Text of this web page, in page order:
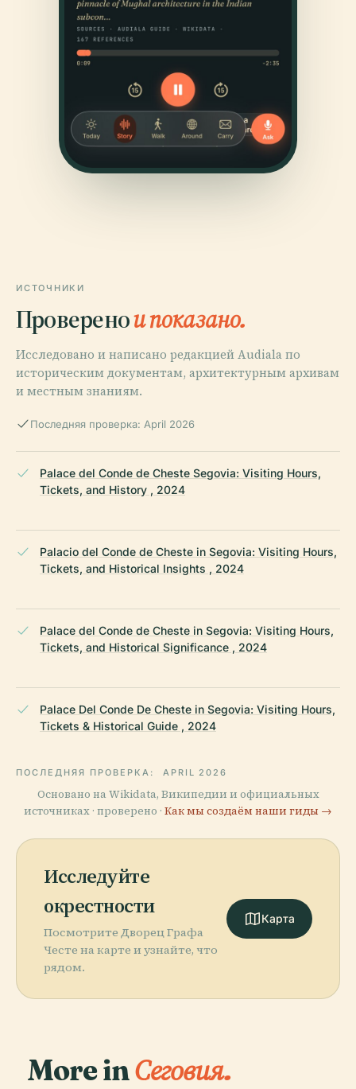
ИСТОЧНИКИ
Проверенои показано.
Исследовано и написано редакцией Audiala по
историческим документам, архитектурным архивам
и местным знаниям.
Последняя проверка: April 2026
Palace del Conde de Cheste Segovia: Visiting Hours,
Tickets, and History , 2024
Palacio del Conde de Cheste in Segovia: Visiting Hours,
Tickets, and Historical Insights , 2024
Palace del Conde de Cheste in Segovia: Visiting Hours,
Tickets, and Historical Significance , 2024
Palace Del Conde De Cheste in Segovia: Visiting Hours,
Tickets & Historical Guide , 2024
ПОСЛЕДНЯЯ ПРОВЕРКА: APRIL 2026
Основано на Wikidata, Википедии и официальных
источниках · проверено · Как мы создаём наши гиды →
Исследуйте
окрестности
Посмотрите Дворец Графа
Честе на карте и узнайте, что
рядом.
Карта
More inСеговия.